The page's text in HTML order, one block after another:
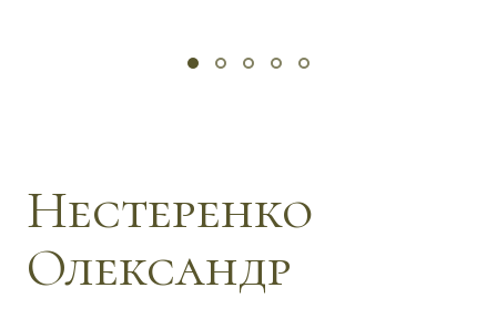
Нестеренко
Олександр